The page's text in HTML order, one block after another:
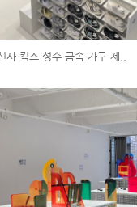
사 킥스 성수 금속 가구 제..